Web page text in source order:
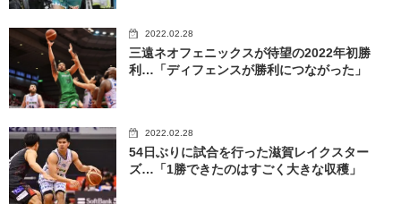
2022.02.28
三遠ネオフェニックスが待望の2022年初勝
利…「ディフェンスが勝利につながった」
2022.02.28
54日ぶりに試合を行った滋賀レイクスター
ズ…「1勝できたのはすごく大きな収穫」